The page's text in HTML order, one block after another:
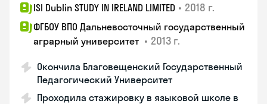
ISI Dublin STUDY IN IRELAND LIMITED • 2018 г.
ФГБОУ ВПО Дальневосточный государственный
аграрный университет • 2013 г.
Окончила Благовещенский Государственный
Педагогический Университет
Проходила стажировку в языковой школе в